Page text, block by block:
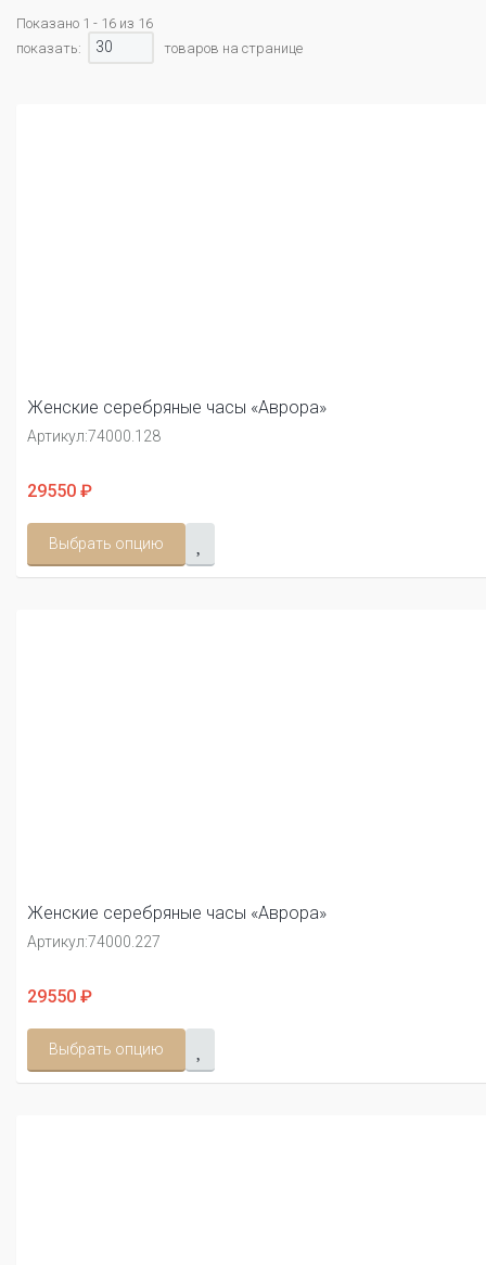
Показано 1 - 16 из 16
показать:
30 товаров на странице
Женские серебряные часы «Аврора»
Артикул:74000.128
29550 ₽
Выбрать опцию
Женские серебряные часы «Аврора»
Артикул:74000.227
29550 ₽
Выбрать опцию